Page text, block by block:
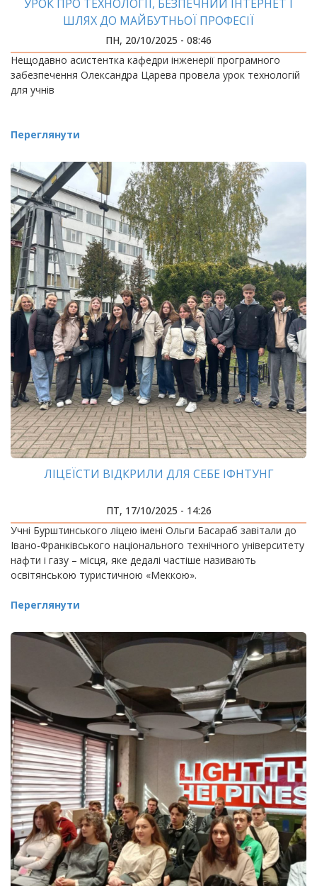
УРОК ПРО ТЕХНОЛОГІЇ, БЕЗПЕЧНИЙ ІНТЕРНЕТ І
ШЛЯХ ДО МАЙБУТНЬОЇ ПРОФЕСІЇ
ПН, 20/10/2025 - 08:46
Нещодавно асистентка кафедри інженерії програмного
забезпечення Олександра Царева провела урок технологій
для учнів
Переглянути
ЛІЦЕЇСТИ ВІДКРИЛИ ДЛЯ СЕБЕ ІФНТУНГ
ПТ, 17/10/2025 - 14:26
Учні Бурштинського ліцею імені Ольги Басараб завітали до
Івано-Франківського національного технічного університету
нафти і газу – місця, яке дедалі частіше називають
освітянською туристичною «Меккою».
Переглянути